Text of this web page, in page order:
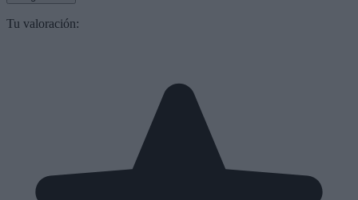
Tu valoración: